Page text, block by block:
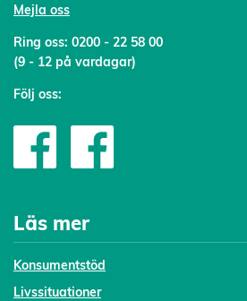
Mejla oss
Ring oss: 0200 - 22 58 00
(9 - 12 på vardagar)
Följ oss:
Läs mer
Konsumentstöd
Livssituationer